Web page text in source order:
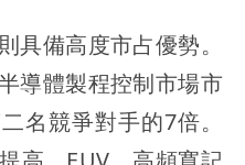
具備高度市占優勢。
導體製程控制市場市
名競爭對手的7倍。